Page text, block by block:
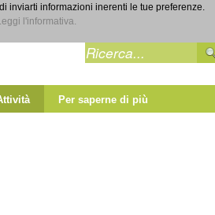
Per saperne di più
inviarti informazioni inerenti le tue preferenze.
l'informativa.